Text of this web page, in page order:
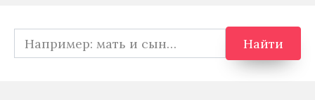
Search
for:
Найти